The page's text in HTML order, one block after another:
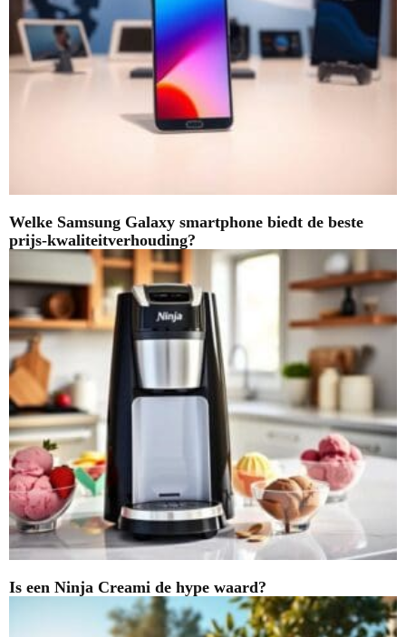
Welke Samsung Galaxy smartphone biedt de beste
prijs-kwaliteitverhouding?
Is een Ninja Creami de hype waard?